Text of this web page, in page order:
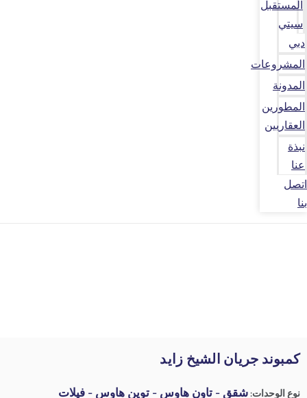
المستقبل
سيتي
دبي
المشروعات
المدونة
المطورين
العقاريين
نبذة
عنا
اتصل
بنا
كمبوند جريان الشيخ زايد
نوع الوحدات:شقق - تاون هاوس - توين هاوس - فيلات